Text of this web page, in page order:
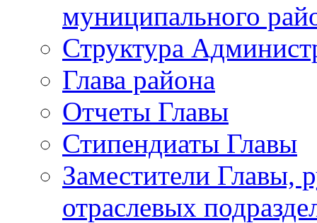
муниципального
Структура
Глава района
Отчеты Главы
Стипендиаты Главы
Заместители Главы,
отраслевых